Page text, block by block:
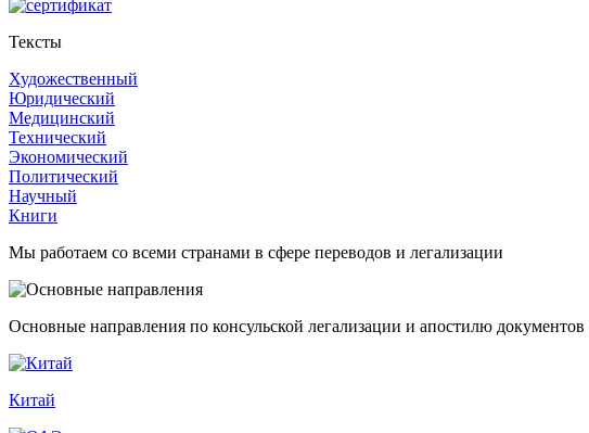
Тексты
Художественный
Юридический
Медицинский
Технический
Экономический
Политический
Научный
Книги
Мы работаем со всеми странами в сфере переводов и легализации
Основные направления по консульской легализации и апостилю документов
Китай